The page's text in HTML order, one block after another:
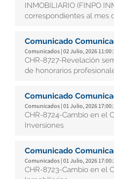
INMOBILIARIO (FINPO
correspondientes al mes
Comunicado
Comunicados | 02 Julio, 2026
CHR-8727-Revelación
de honorarios
Comunicado
Comunicados | 01 Julio, 2026
CHR-8724-Cambio en el
Inversiones
Comunicado
Comunicados | 01 Julio, 2026
CHR-8723-Cambio en el